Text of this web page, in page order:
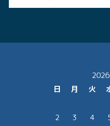
日
月 火
2
3 4